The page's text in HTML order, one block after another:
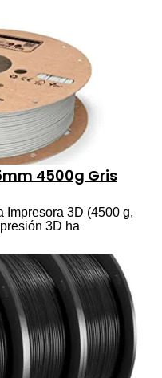
4500g Gris
Impresora 3D (4500 g,
3D ha